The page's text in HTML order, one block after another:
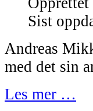
Sist
Andreas
med det sin
Les mer …